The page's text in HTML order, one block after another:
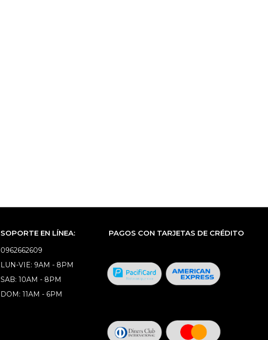
SOPORTE EN LÍNEA:
0962662609
LUN-VIE: 9AM - 8PM
SAB: 10AM - 8PM
DOM: 11AM - 6PM
PAGOS CON TARJETAS DE CRÉDITO